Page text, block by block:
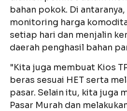
bahan pokok. Di
monitoring harga
setiap hari dan menjalin
daerah penghasil bahan
"Kita juga membuat Kios
beras sesuai HET serta
pasar. Selain itu, kita juga
Pasar Murah dan